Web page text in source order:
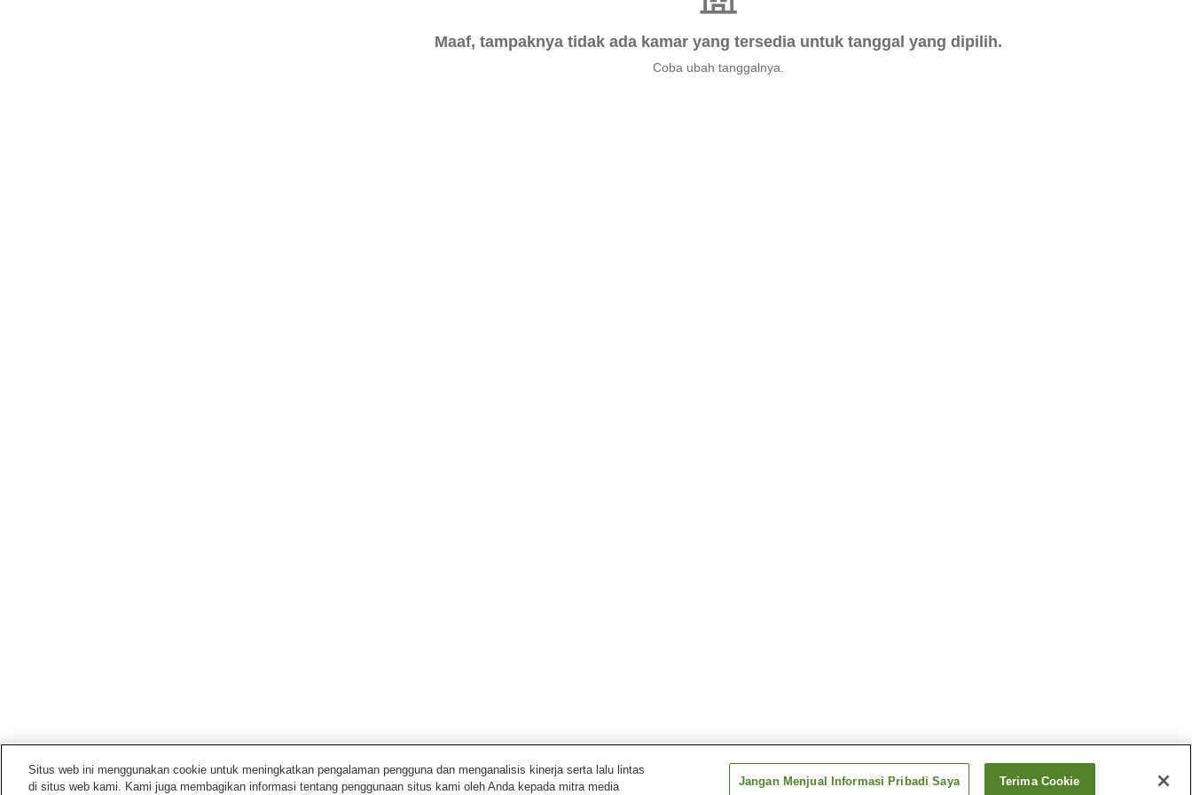
Maaf, tampaknya tidak ada kamar yang tersedia untuk tanggal yang dipilih.
Coba ubah tanggalnya.
Situs web ini menggunakan cookie untuk meningkatkan pengalaman pengguna dan menganalisis kinerja serta lalu lintas
di situs web kami. Kami juga membagikan informasi tentang penggunaan situs kami oleh Anda kepada mitra media
Jangan Menjual Informasi Pribadi Saya Terima Cookie